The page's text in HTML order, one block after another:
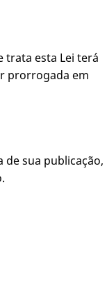
trata esta Lei terá
prorrogada em
de sua publicação,